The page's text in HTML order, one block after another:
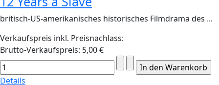
britisch-US-amerikanisches historisches Filmdrama des ...
Verkaufspreis inkl. Preisnachlass:
Brutto-Verkaufspreis: 5,00 €
Details